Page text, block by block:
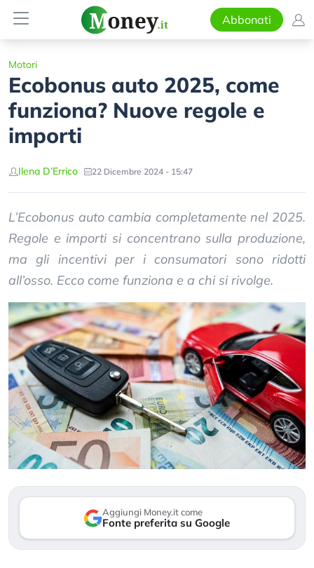
Abbonati
Motori
Ecobonus auto 2025, come
funziona? Nuove regole e
importi
Ilena D’Errico 22 Dicembre 2024 - 15:47
L’Ecobonus auto cambia completamente nel 2025.
Regole e importi si concentrano sulla produzione,
ma gli incentivi per i consumatori sono ridotti
all’osso. Ecco come funziona e a chi si rivolge.
Aggiungi Money.it come
Fonte preferita su Google